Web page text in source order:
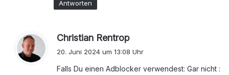
Antworten
Christian Rentrop
t
20. Juni 2024 um 13:08 Uhr
Falls Du einen Adblocker verwendest: Gar nicht :